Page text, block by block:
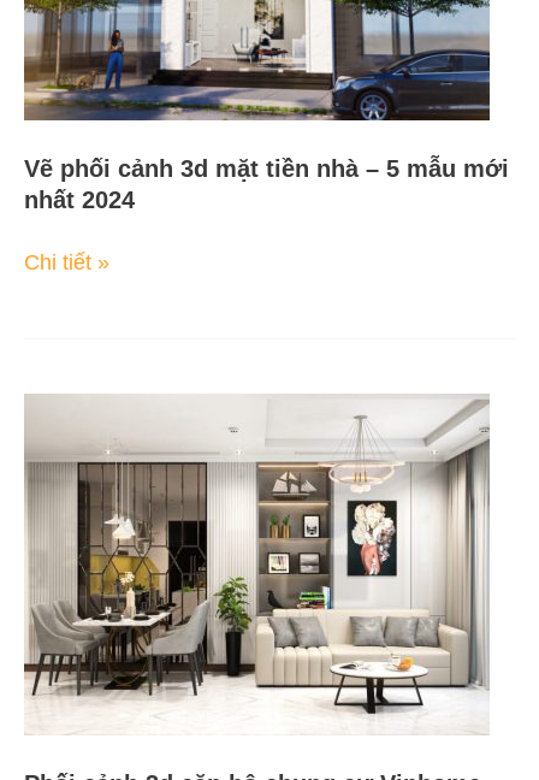
Vẽ phối cảnh 3d mặt tiền nhà – 5 mẫu mới
nhất 2024
5
mẫu
mới
nhất
Chi tiết »
3d
chung
Vinhome